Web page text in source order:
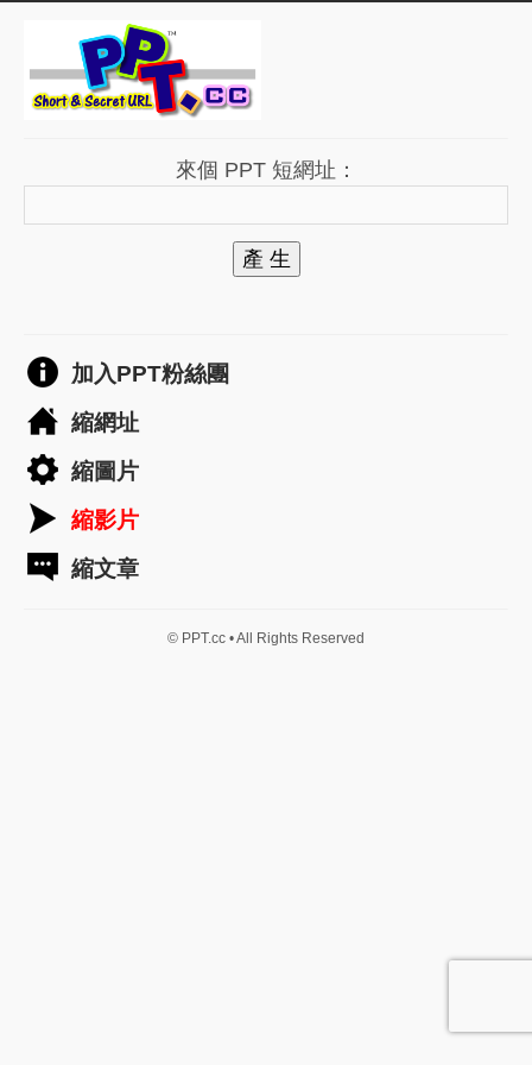
來個 PPT 短網址：
產 生
加入PPT粉絲團
縮網址
縮圖片
縮影片
縮文章
© PPT.cc • All Rights Reserved